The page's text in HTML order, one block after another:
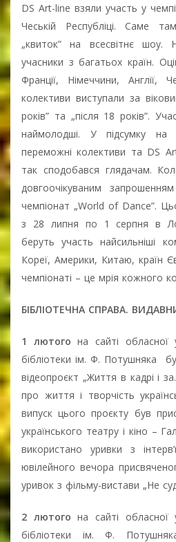
DS Art-line взяли участь у
Чеській Республіці. Саме
„квиток” на всесвітнє шоу.
учасники з багатьох країн.
Франції, Німеччини, Англії,
колективи виступали за
років” та „після 18 років”.
наймолодші. У підсумку на
переможні колективи та DS
так сподобався глядачам.
довгоочікуваним
чемпіонат „World of Dance”.
з 28 липня по 1 серпня в
беруть участь найсильніші
Кореї, Америки, Китаю, країн
чемпіонаті – це мрія кожного
БІБЛІОТЕЧНА СПРАВА.
1 лютого на сайті обласної
бібліотеки ім. Ф. Потушняка
відеопроєкт „Життя в кадрі і
про життя і творчість
випуск цього проєкту був
українського театру і кіно –
використано уривки з
ювілейного вечора
уривок з фільму-вистави „Не
2 лютого на сайті обласної
бібліотеки ім. Ф.